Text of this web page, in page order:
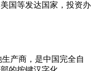
国等发达国家，投资办
产商，是中国完全自